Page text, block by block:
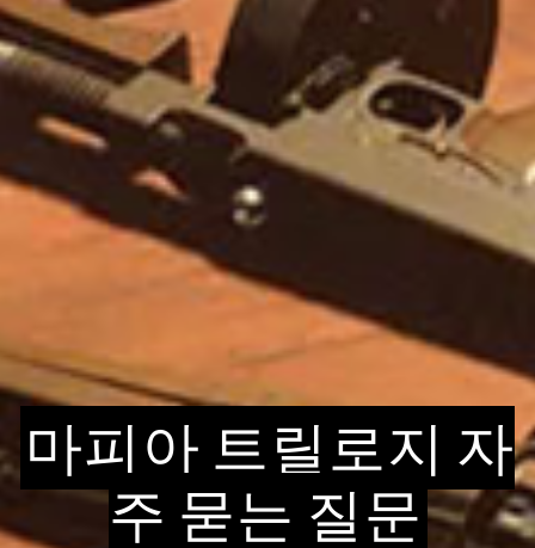
마피아 트릴로지 자
주 묻는 질문